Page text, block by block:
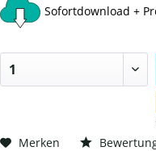
Sofortdownload +
Merken